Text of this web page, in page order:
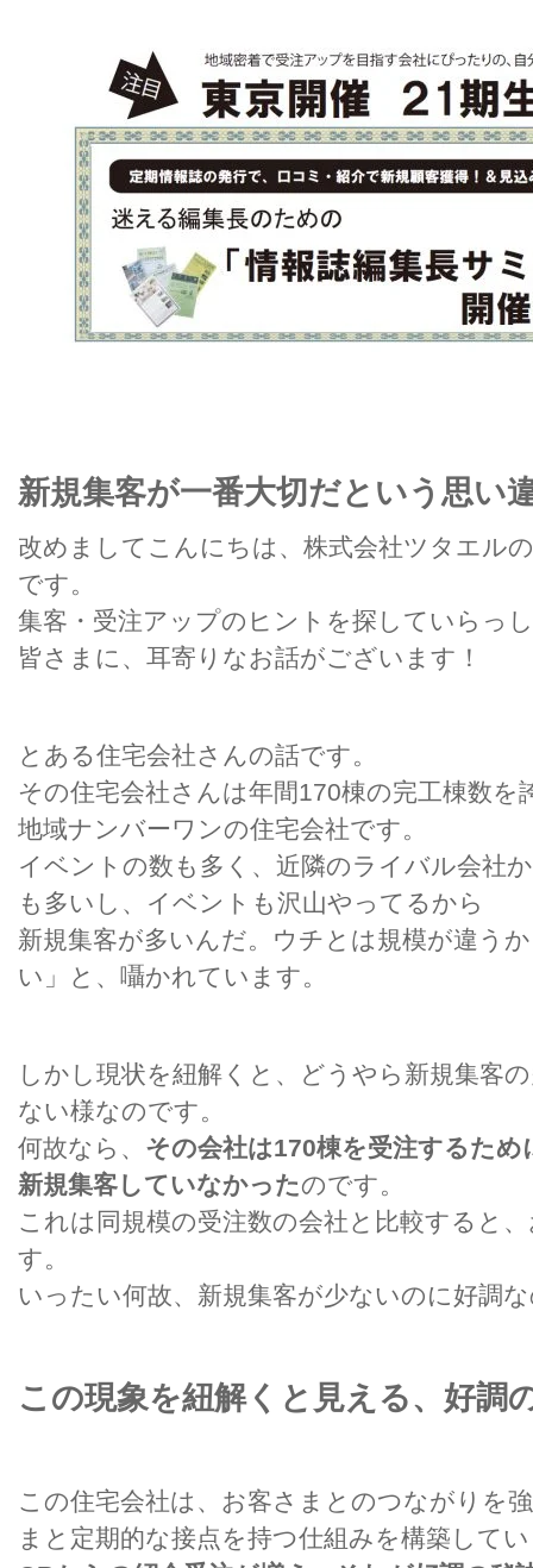
新規集客が一番大切だという思い
改めましてこんにちは、株式会社ツタエル
です。
集客・受注アップのヒントを探していらっ
皆さまに、耳寄りなお話がございます！
とある住宅会社さんの話です。
その住宅会社さんは年間170棟の完工棟数を
地域ナンバーワンの住宅会社です。
イベントの数も多く、近隣のライバル会社
も多いし、イベントも沢山やってるから
新規集客が多いんだ。ウチとは規模が違う
い」と、囁かれています。
しかし現状を紐解くと、どうやら新規集客
ない様なのです。
何故なら、 その会社は170棟を受注するため
新規集客していなかったのです。
これは同規模の受注数の会社と比較すると
す。
いったい何故、新規集客が少ないのに好調
この現象を紐解くと見える、好調
この住宅会社は、お客さまとのつながりを
まと定期的な接点を持つ仕組みを構築して